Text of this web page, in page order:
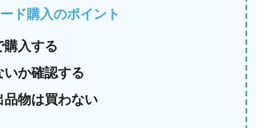
ド購入のポイント
購入する
いか確認する
品物は買わない